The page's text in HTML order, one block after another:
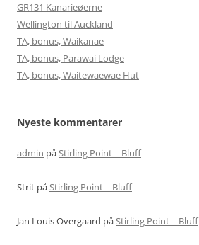
GR131 Kanarieøerne
Wellington til Auckland
TA, bonus, Waikanae
TA, bonus, Parawai Lodge
TA, bonus, Waitewaewae Hut
Nyeste kommentarer
admin påStirling Point – Bluff
Strit påStirling Point – Bluff
Jan Louis Overgaard påStirling Point – Bluff